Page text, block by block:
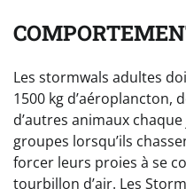
Les stormwals adultes
1500 kg d’aéroplancton,
d’autres animaux
groupes lorsqu’ils
forcer leurs proies à se
tourbillon d’air. Les